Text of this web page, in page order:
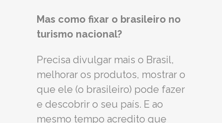
Mas como fixar o brasileiro no
turismo nacional?
Precisa divulgar mais o Brasil,
melhorar os produtos, mostrar o
que ele (o brasileiro) pode fazer
e descobrir o seu país. E ao
mesmo tempo acredito que